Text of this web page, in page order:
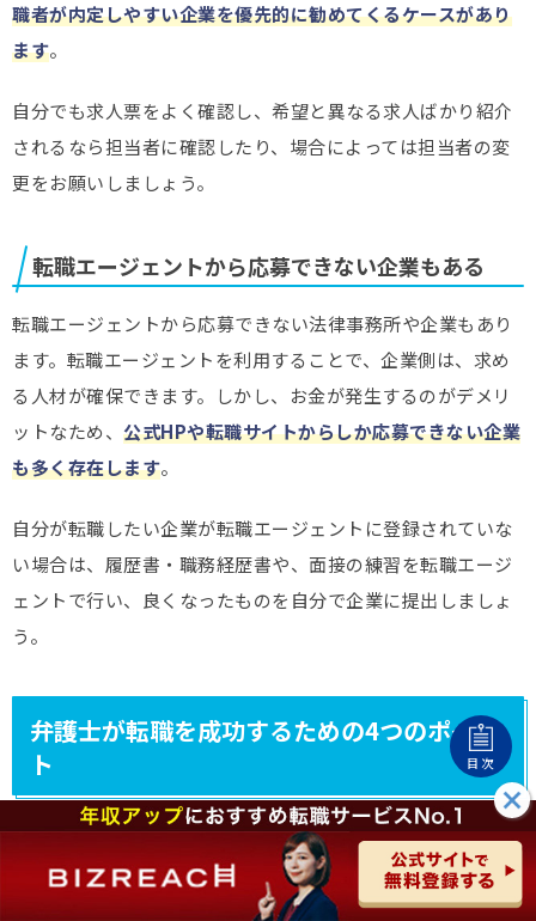
職者が内定しやすい企業を優先的に勧めてくるケースがあり
ます。
自分でも求人票をよく確認し、希望と異なる求人ばかり紹介
されるなら担当者に確認したり、場合によっては担当者の変
更をお願いしましょう。
転職エージェントから応募できない企業もある
転職エージェントから応募できない法律事務所や企業もあり
ます。転職エージェントを利用することで、企業側は、求め
る人材が確保できます。しかし、お金が発生するのがデメリ
ットなため、 公式HPや転職サイトからしか応募できない企業
も多く存在します。
自分が転職したい企業が転職エージェントに登録されていな
い場合は、履歴書・職務経歴書や、面接の練習を転職エージ
ェントで行い、良くなったものを自分で企業に提出しましょ
う。
弁護士が転職を成功するための4つのポイン
ト
目次